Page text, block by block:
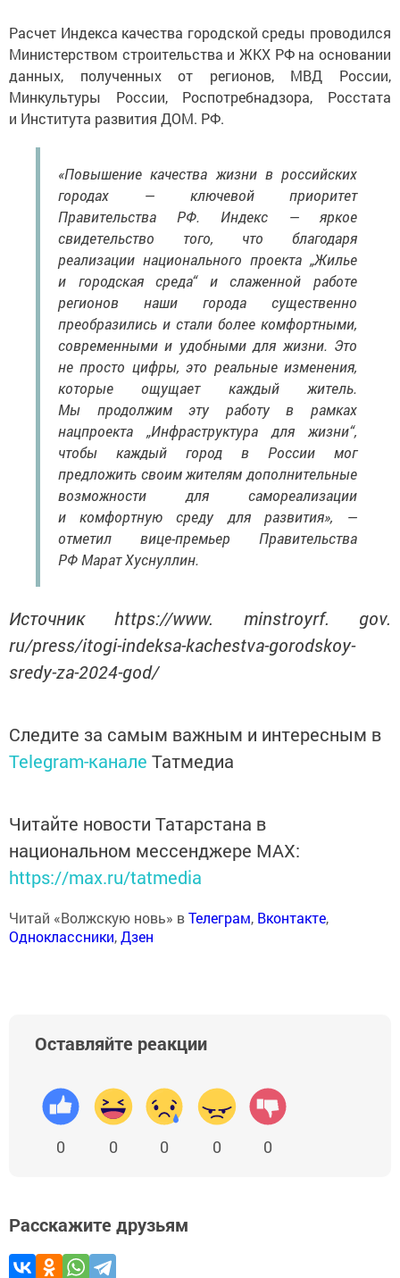
Расчет Индекса качества городской среды проводился
Министерством строительства и ЖКХ РФ на основании
данных, полученных от регионов, МВД России,
Минкультуры России, Роспотребнадзора, Росстата
и Института развития ДОМ. РФ.
«Повышение качества жизни в российских
городах — ключевой приоритет
Правительства РФ. Индекс — яркое
свидетельство того, что благодаря
реализации национального проекта „Жилье
и городская среда“ и слаженной работе
регионов наши города существенно
преобразились и стали более комфортными,
современными и удобными для жизни. Это
не просто цифры, это реальные изменения,
которые ощущает каждый житель.
Мы продолжим эту работу в рамках
нацпроекта „Инфраструктура для жизни“,
чтобы каждый город в России мог
предложить своим жителям дополнительные
возможности для самореализации
и комфортную среду для развития», —
отметил вице-премьер Правительства
РФ Марат Хуснуллин.
Источник https://www. minstroyrf. gov.
ru/press/itogi-indeksa-kachestva-gorodskoy-
sredy-za-2024-god/
Следите за самым важным и интересным в
Telegram-канале Татмедиа
Читайте новости Татарстана в
национальном мессенджере MАХ:
https://max.ru/tatmedia
Читай «Волжскую новь» вТелеграм, Вконтакте,
Одноклассники,Дзен
Оставляйте реакции
0 0 0 0 0
Расскажите друзьям